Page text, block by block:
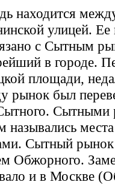
находится
улицей. Ее
с Сытным
в городе.
площади,
рынок был
Сытный рынок
Обжорного.
и в Москве